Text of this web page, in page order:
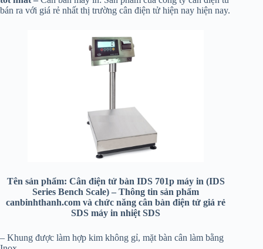
bán ra với giá rẻ nhất thị trường cân điện tử hiện nay hiện nay.
Tên sản phẩm: Cân điện tử bàn IDS 701p máy in (IDS
Series Bench Scale) – Thông tin sản phẩm
canbinhthanh.com và chức năng cân bàn điện tử giá rẻ
SDS máy in nhiệt SDS
– Khung được làm hợp kim không gỉ, mặt bàn cân làm bằng